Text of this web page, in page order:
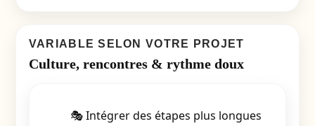
VARIABLE SELON VOTRE PROJET
Culture, rencontres & rythme doux
🎭 Intégrer des étapes plus longues